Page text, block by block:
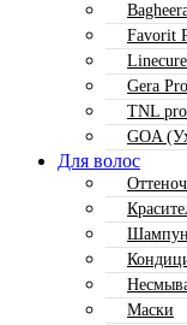
Favorit
Gera
TNL
GOA
Для волос
Маски